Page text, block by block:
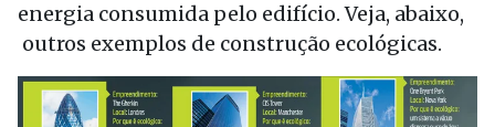
energia consumida pelo edifício. Veja, abaixo,
outros exemplos de construção ecológicas.